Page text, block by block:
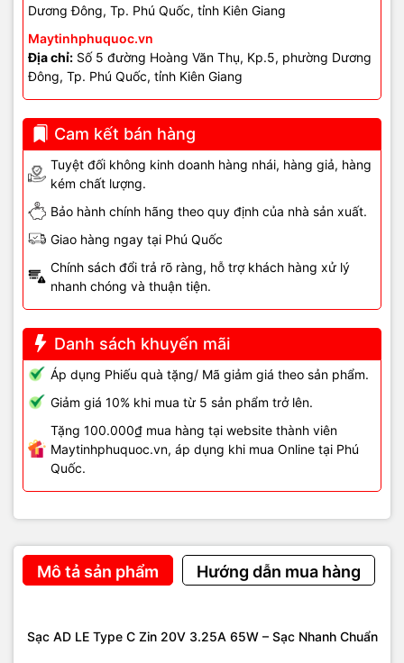
Dương Đông, Tp. Phú Quốc, tỉnh Kiên Giang
Maytinhphuquoc.vn
Địa chỉ: Số 5 đường Hoàng Văn Thụ, Kp.5, phường Dương
Đông, Tp. Phú Quốc, tỉnh Kiên Giang
Cam kết bán hàng
Tuyệt đối không kinh doanh hàng nhái, hàng giả, hàng
kém chất lượng.
Bảo hành chính hãng theo quy định của nhà sản xuất.
Giao hàng ngay tại Phú Quốc
Chính sách đổi trả rõ ràng, hỗ trợ khách hàng xử lý
nhanh chóng và thuận tiện.
Danh sách khuyến mãi
Áp dụng Phiếu quà tặng/ Mã giảm giá theo sản phẩm.
Giảm giá 10% khi mua từ 5 sản phẩm trở lên.
Tặng 100.000₫ mua hàng tại website thành viên
Maytinhphuquoc.vn, áp dụng khi mua Online tại Phú
Quốc.
Mô tả sản phẩm Hướng dẫn mua hàng
Sạc AD LE Type C Zin 20V 3.25A 65W – Sạc Nhanh Chuẩn